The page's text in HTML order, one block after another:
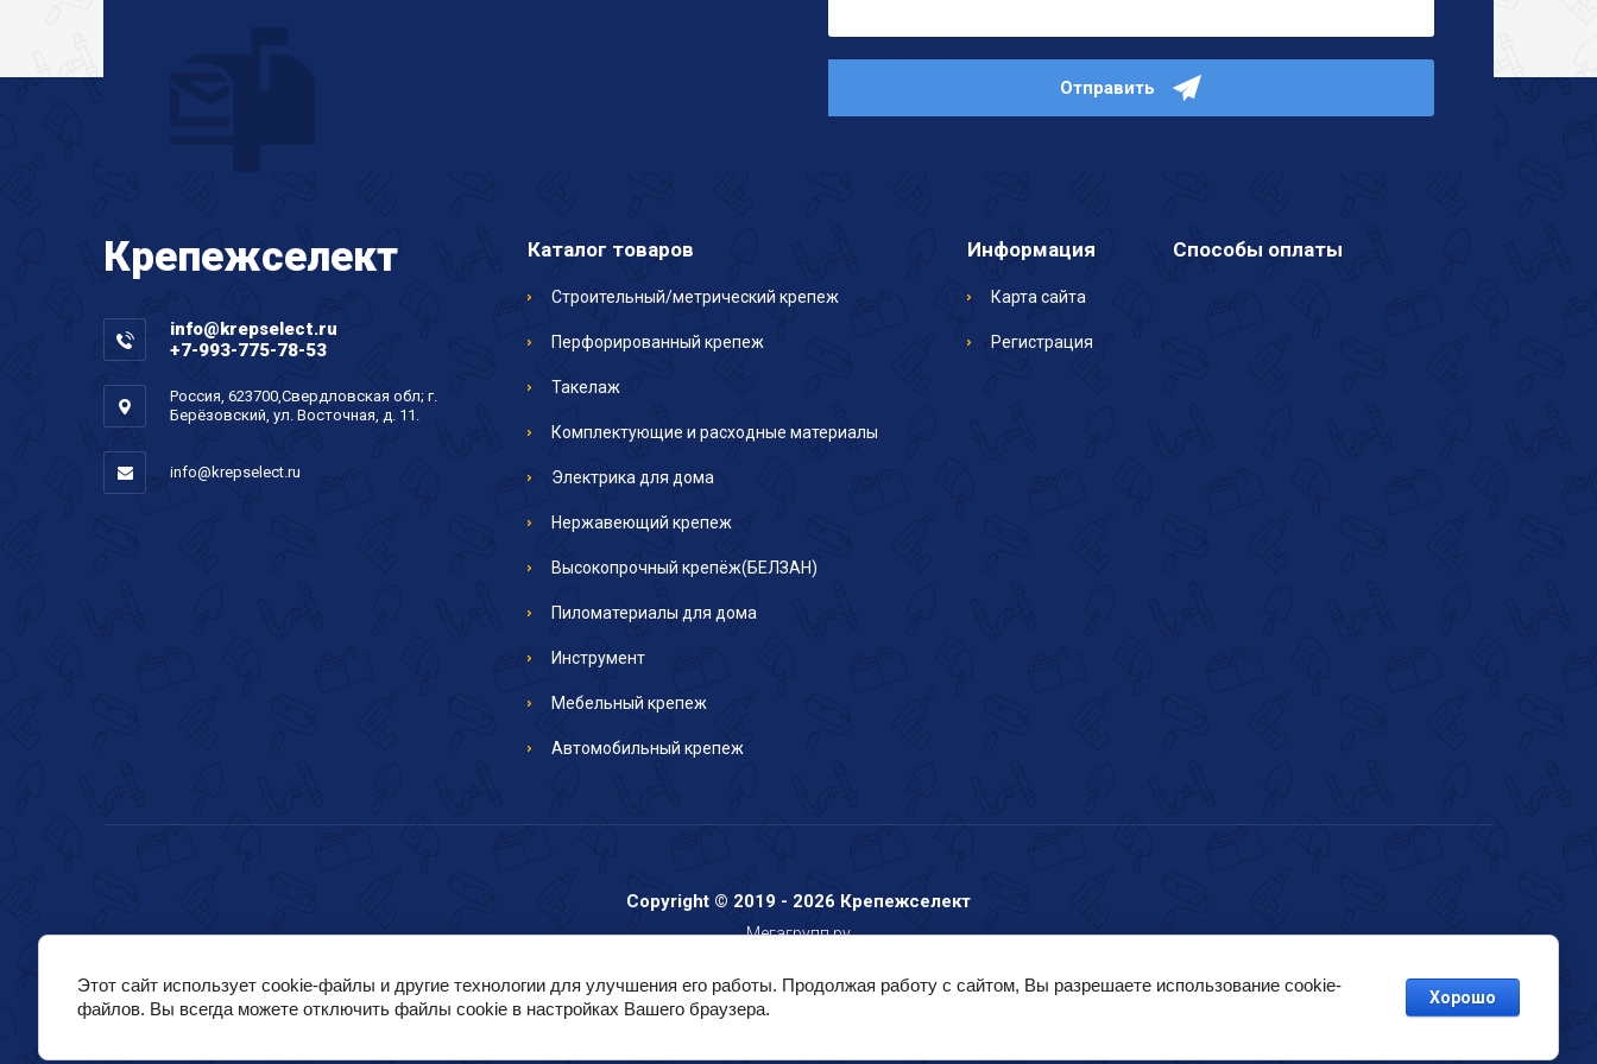
Отправить
Крепежселект
info@krepselect.ru
+7-993-775-78-53
Россия, 623700,Свердловская обл; г.
Берёзовский, ул. Восточная, д. 11.
info@krepselect.ru
Каталог товаров
Строительный/метрический крепеж
Перфорированный крепеж
Такелаж
Комплектующие и расходные материалы
Электрика для дома
Нержавеющий крепеж
Высокопрочный крепёж(БЕЛЗАН)
Пиломатериалы для дома
Инструмент
Мебельный крепеж
Автомобильный крепеж
Информация
Карта сайта
Регистрация
Способы оплаты
Copyright © 2019 - 2026 Крепежселект
Мегагрупп.ру
Этот сайт использует cookie-файлы и другие технологии для улучшения его работы. Продолжая работу с сайтом, Вы разрешаете использование cookie-
файлов. Вы всегда можете отключить файлы cookie в настройках Вашего браузера.
Хорошо